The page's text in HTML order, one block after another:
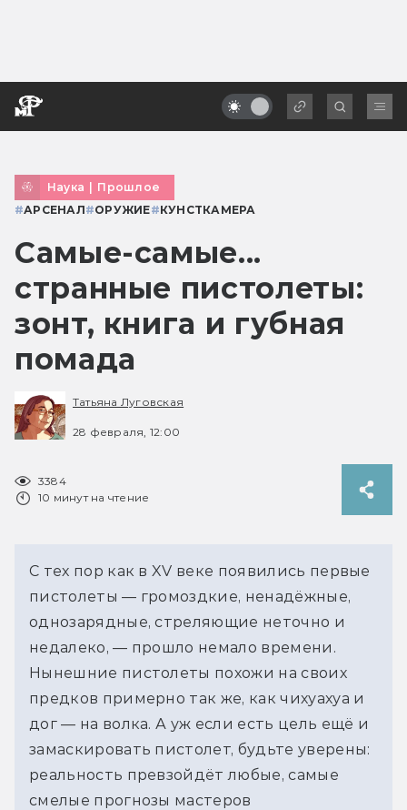
Наука | Прошлое
#АРСЕНАЛ#ОРУЖИЕ#КУНСТКАМЕРА
Самые-самые...
странные пистолеты:
зонт, книга и губная
помада
Татьяна Луговская
28 февраля, 12:00
3384
10 минут на чтение
С тех пор как в XV веке появились первые
пистолеты — громоздкие, ненадёжные,
однозарядные, стреляющие неточно и
недалеко, — прошло немало времени.
Нынешние пистолеты похожи на своих
предков примерно так же, как чихуахуа и
дог — на волка. А уж если есть цель ещё и
замаскировать пистолет, будьте уверены:
реальность превзойдёт любые, самые
смелые прогнозы мастеров